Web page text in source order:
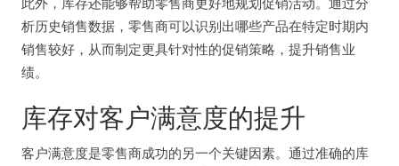
析历史销售数据，零售商可以识别出哪些产品在特定时期内
销售较好，从而制定更具针对性的促销策略，提升销售业
绩。
库存对客户满意度的提升
客户满意度是零售商成功的另一个关键因素。通过准确的库